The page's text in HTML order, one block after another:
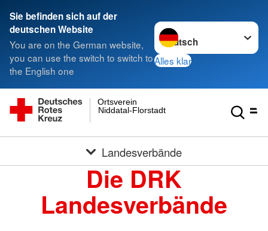
Sie befinden sich auf der
deutschen Website
You are on the German website,
you can use the switch to switch to
the English one
Sprache wechseln zu
Alles klar
Niddatal-Florstadt
Ortsverein
Landesverbände
Die DRK
Landesverbände